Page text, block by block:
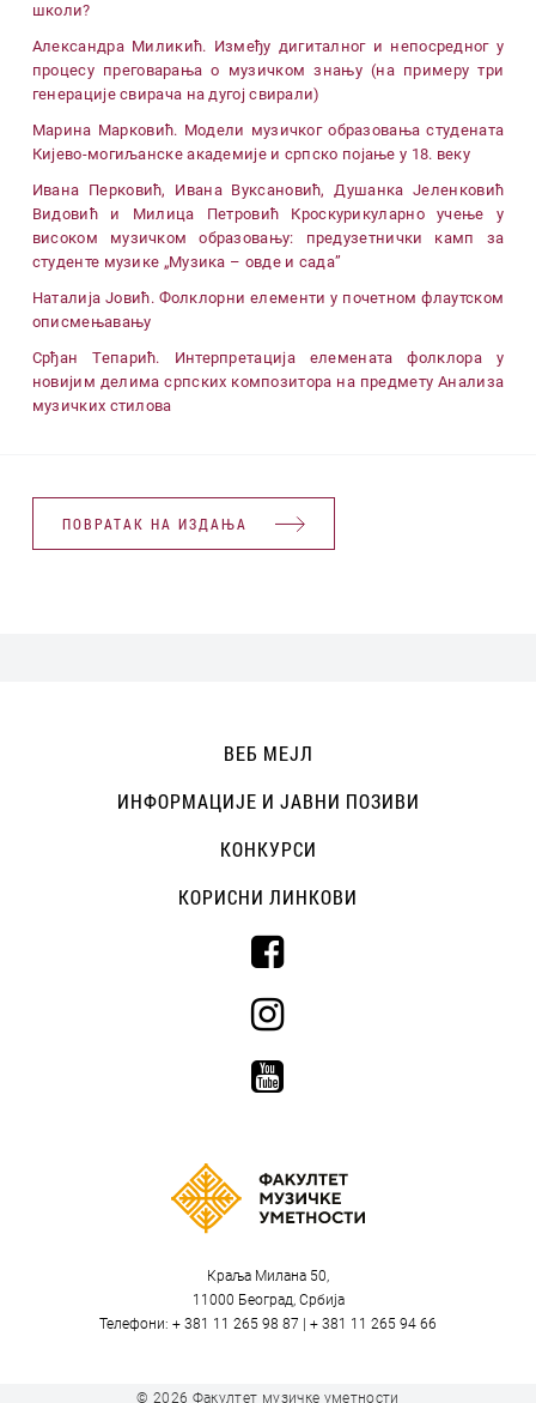
школи?
Александра Миликић. Између дигиталног и непосредног у
процесу преговарања о музичком знању (на примеру три
генерације свирача на дугој свирали)
Марина Марковић. Модели музичког образовања студената
Кијево-могиљанске академије и српско појање у 18. веку
Ивана Перковић, Ивана Вуксановић, Душанка Јеленковић
Видовић и Милица Петровић Кроскурикуларно учење у
високом музичком образовању: предузетнички камп за
студенте музике „Музика – овде и сада”
Наталија Јовић. Фолклорни елементи у почетном флаутском
описмењавању
Срђан Тепарић. Интерпретација елемената фолклора у
новијим делима српских композитора на предмету Анализа
музичких стилова
ПОВРАТАК НА ИЗДАЊА
Краља Милана 50,
11000 Београд, Србија
Телефони: + 381 11 265 98 87 | + 381 11 265 94 66
ВЕБ МЕЈЛ
ИНФОРМАЦИЈЕ И ЈАВНИ ПОЗИВИ
КОНКУРСИ
КОРИСНИ ЛИНКОВИ
© 2026 Факултет музичке уметности